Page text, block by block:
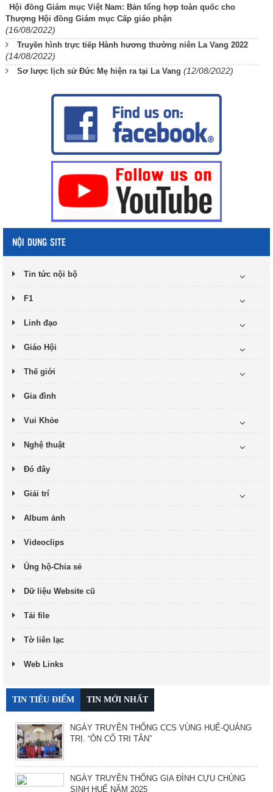
Hội đồng Giám mục Việt Nam: Bản tổng hợp toàn quốc cho
Thượng Hội đồng Giám mục Cấp giáo phận
(16/08/2022)
Truyền hình trực tiếp Hành hương thường niên La Vang 2022
(14/08/2022)
Sơ lược lịch sử Đức Mẹ hiện ra tại La Vang (12/08/2022)
NỘI DUNG SITE
Tin tức nội bộ
F1
Linh đạo
Giáo Hội
Thế giới
Gia đình
Vui Khỏe
Nghệ thuật
Đó đây
Giải trí
Album ảnh
Videoclips
Ủng hộ-Chia sẻ
Dữ liệu Website cũ
Tải file
Tờ liên lạc
Web Links
TIN TIÊU ĐIỂM TIN MỚI NHẤT
NGÀY TRUYỀN THỐNG CCS VÙNG HUẾ-QUẢNG
TRỊ. “ÔN CỐ TRI TÂN”
NGÀY TRUYỀN THỐNG GIA ĐÌNH CỰU CHỦNG
SINH HUẾ NĂM 2025